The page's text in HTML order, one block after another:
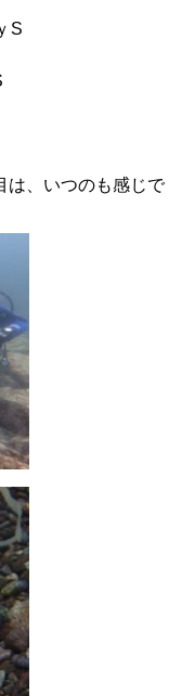
S
は、いつのも感じで